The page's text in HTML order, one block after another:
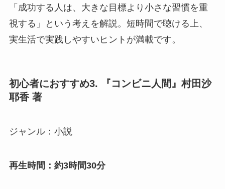
「成功する人は、大きな目標より小さな習慣を重
視する」という考えを解説。短時間で聴ける上、
実生活で実践しやすいヒントが満載です。
初心者におすすめ3. 『コンビニ人間』村田沙
耶香 著
ジャンル：小説
再生時間：約3時間30分